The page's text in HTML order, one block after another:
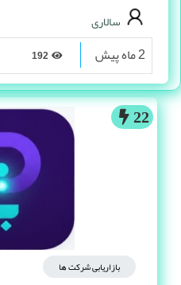
22
بازاریابی شرکت ها
سالاری
2 ماه پیش